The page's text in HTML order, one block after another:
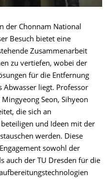
der Chonnam National
Besuch bietet eine
Zusammenarbeit
zu vertiefen, wobei der
für die Entfernung
liegt. Professor
Seon, Sihyeon
die sich an
und Ideen mit der
werden. Diese
sowohl der
auch der TU Dresden für die